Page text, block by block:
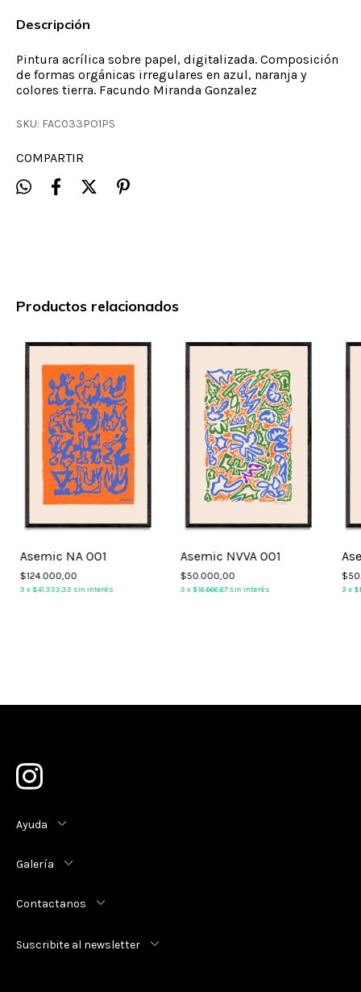
Descripción
Pintura acrílica sobre papel, digitalizada. Composición
de formas orgánicas irregulares en azul, naranja y
colores tierra. Facundo Miranda Gonzalez
SKU: FAC033PO1PS
COMPARTIR
Productos relacionados
Asemic NA 001
$124.000,00
3 x$41.333,33 sin interés
Asemic NVVA 001
$50.000,00
3 x$16.666,67sin interés 3 x
Ayuda
Galería
Contactanos
Suscribite al newsletter